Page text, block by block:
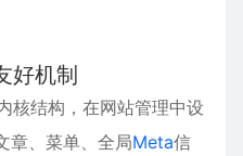
好机制
核结构，在网站管理中设
章、菜单、全局Meta信